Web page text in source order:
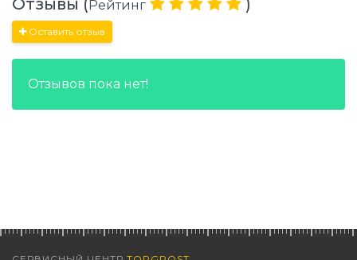
Отзывы (Рейтинг )
Оставить отзыв
Отзывов пока нет!